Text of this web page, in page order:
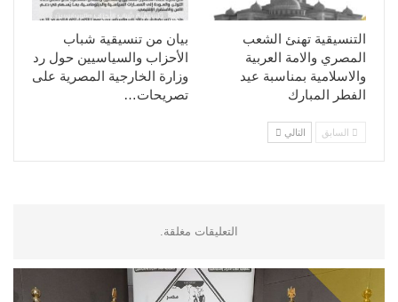
بيان من تنسيقية شباب
الأحزاب والسياسيين حول رد
وزارة الخارجية المصرية على
تصريحات…
التنسيقية تهنئ الشعب
المصري والامة العربية
والاسلامية بمناسبة عيد
الفطر المبارك
السابق التالي
التعليقات مغلقة.